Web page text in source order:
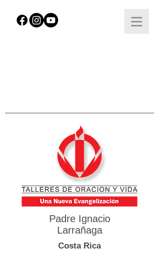
Padre Ignacio
Larrañaga
Costa Rica